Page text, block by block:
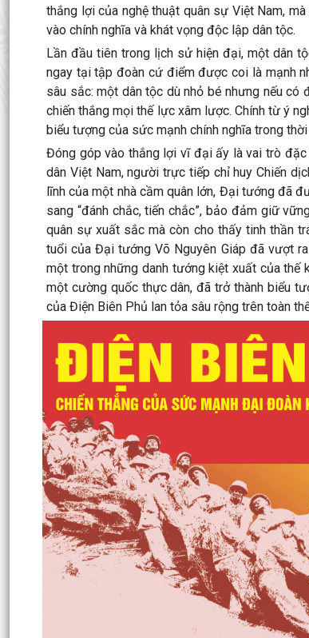
thắng lợi của nghệ thuật quân sự Việt Nam,
vào chính nghĩa và khát vọng độc lập dân tộc.
Lần đầu tiên trong lịch sử hiện đại, một dân
ngay tại tập đoàn cứ điểm được coi là mạnh
sâu sắc: một dân tộc dù nhỏ bé nhưng nếu
chiến thắng mọi thế lực xâm lược. Chính từ ý
biểu tượng của sức mạnh chính nghĩa trong
Đóng góp vào thắng lợi vĩ đại ấy là vai trò đặc
dân Việt Nam, người trực tiếp chỉ huy Chiến
lĩnh của một nhà cầm quân lớn, Đại tướng đã
sang “đánh chắc, tiến chắc”, bảo đảm giữ
quân sự xuất sắc mà còn cho thấy tinh thần
tuổi của Đại tướng Võ Nguyên Giáp đã vượt
một trong những danh tướng kiệt xuất của thế
một cường quốc thực dân, đã trở thành biểu
của Điện Biên Phủ lan tỏa sâu rộng trên toàn